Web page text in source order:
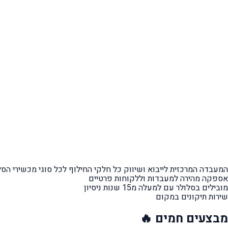
המעבדה המרכזית לייבוא ושיווק כל חלקי החילוף לכל סוגי מכשירי
אספקה מהירהלמעבדות וללקוחות פרטיים
מובילים בסלולר עם למעלה מ15 שנות ניסיון
שירות תיקונים במקום
מבצעים חמים 🔥